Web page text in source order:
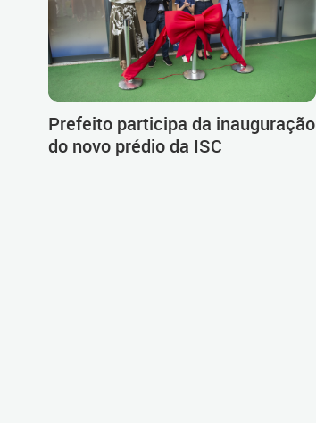
Prefeito participa da inauguração
do novo prédio da ISC